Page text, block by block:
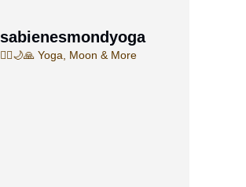
sabienesmondyoga
🧘‍♀️🌙🙏 Yoga, Moon & More